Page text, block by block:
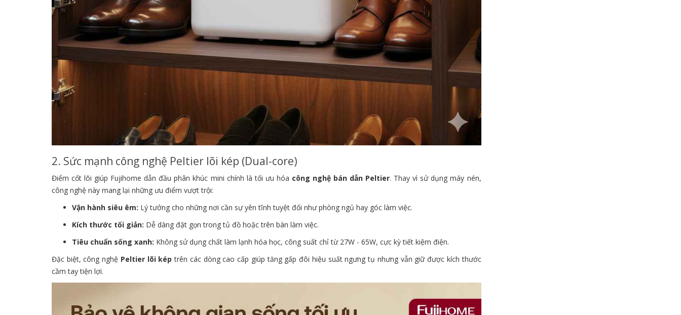
2. Sức mạnh công nghệ Peltier lõi kép (Dual-core)
Điểm cốt lõi giúp Fujihome dẫn đầu phân khúc mini chính là tối ưu hóa công nghệ bán dẫn Peltier. Thay vì sử dụng máy nén,
công nghệ này mang lại những ưu điểm vượt trội:
Vận hành siêu êm: Lý tưởng cho những nơi cần sự yên tĩnh tuyệt đối như phòng ngủ hay góc làm việc.
Kích thước tối giản: Dễ dàng đặt gọn trong tủ đồ hoặc trên bàn làm việc.
Tiêu chuẩn sống xanh: Không sử dụng chất làm lạnh hóa học, công suất chỉ từ 27W - 65W, cực kỳ tiết kiệm điện.
Đặc biệt, công nghệ Peltier lõi kép trên các dòng cao cấp giúp tăng gấp đôi hiệu suất ngưng tụ nhưng vẫn giữ được kích thước
cầm tay tiện lợi.